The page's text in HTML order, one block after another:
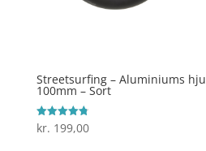
Streetsurfing – Aluminiums
100mm – Sort
Vurderet
4.8
kr. 199,00